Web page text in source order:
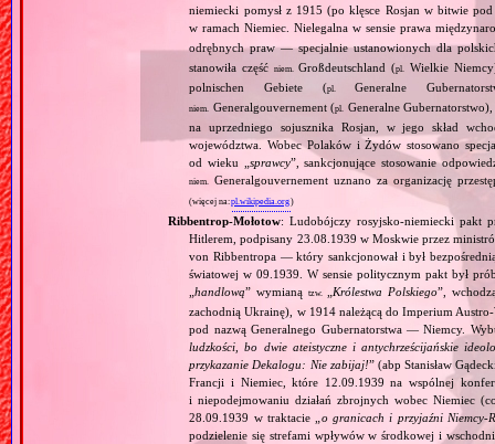
niemiecki pomysł z 1915 (po klęsce Rosjan w bitwie
w ramach Niemiec. Nielegalna w sensie prawa
odrębnych praw — specjalnie ustanowionych dla
stanowiła część niem. Großdeutschland (pl. Wielkie
polnischen Gebiete (pl. Generalne
niem. Generalgouvernement (pl. Generalne
na uprzedniego sojusznika Rosjan, w jego skład
województwa. Wobec Polaków i Żydów stosowano
od wieku „ sprawcy”, sankcjonujące stosowanie
niem. Generalgouvernement uznano za organizację
(więcej na:pl.wikipedia.org)
Ribbentrop‐Mołotow: Ludobójczy rosyjsko‐niemiecki pakt
Hitlerem, podpisany 23.08.1939 w Moskwie przez
von Ribbentropa — który sankcjonował i był
światowej w 09.1939. W sensie politycznym pakt był
„handlową” wymianą tzw. Królestwa Polskiego”,
zachodnią Ukrainę), w 1914 należącą do Imperium
pod nazwą Generalnego Gubernatorstwa — Niemcy.
ludzkości, bo dwie ateistyczne i antychrześcijańskie
przykazanie Dekalogu: Nie zabijaj!” (abp Stanisław
Francji i Niemiec, które 12.09.1939 na wspólnej
i niepodejmowaniu działań zbrojnych wobec Niemiec
28.09.1939 w traktacie „ o granicach i przyjaźni
podzielenie się strefami wpływów w środkowej i